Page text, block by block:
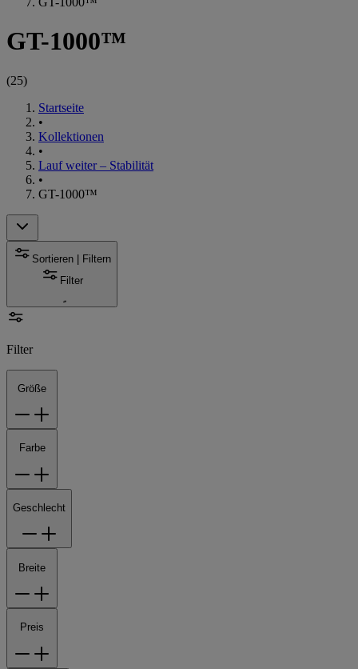
GT-1000™
(25)
Startseite
•
Kollektionen
•
Lauf weiter – Stabilität
•
GT-1000™
Sortieren | Filtern
Filter
Filter
Größe
Farbe
Geschlecht
Breite
Preis